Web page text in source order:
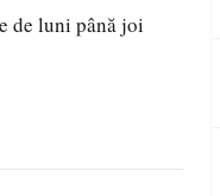
de luni până joi